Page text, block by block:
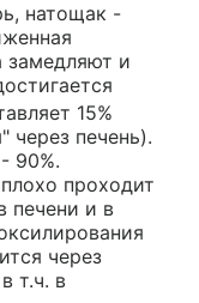
натощак -
замедляют и
15%
через печень).
90%.
проходит
печени и в
через
т.ч. в